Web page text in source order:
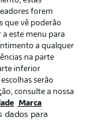
legais
privacidade
forem
que vê poderão
a este menu para
a qualquer
na parte
inferior
serão
consulte a nossa
Marca
dados para